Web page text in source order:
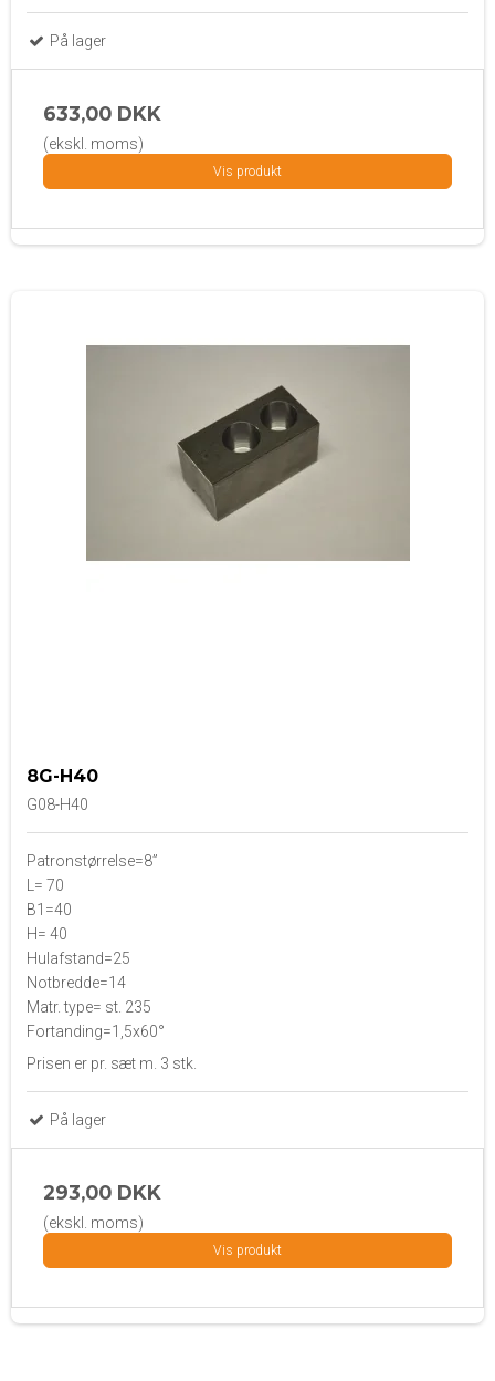
På lager
633,00 DKK
(ekskl. moms)
Vis produkt
8G-H40
G08-H40
Patronstørrelse=8”
L= 70
B1=40
H= 40
Hulafstand=25
Notbredde=14
Matr. type= st. 235
Fortanding=1,5x60°
Prisen er pr. sæt m. 3 stk.
På lager
293,00 DKK
(ekskl. moms)
Vis produkt